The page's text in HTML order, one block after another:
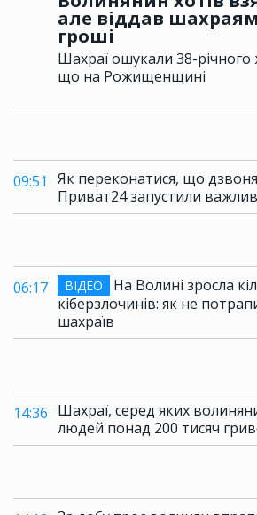
але віддав шахраям
гроші
Шахраї ошукали 38-річного
що на Рожищенщині
09:51
Як переконатися, що
Приват24 запустили
06:17 ВІДЕО
На Волині зросла
кіберзлочинів: як не
шахраїв
14:36 Шахраї, серед яких
людей понад 200 тисяч